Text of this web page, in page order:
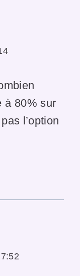
à 80% sur
l’option